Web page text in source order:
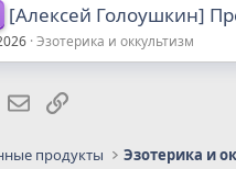
[Алексей Голоушкин]
Эзотерика и оккультизм
Электронная почта
Ссылка
продукты Эзотерика и